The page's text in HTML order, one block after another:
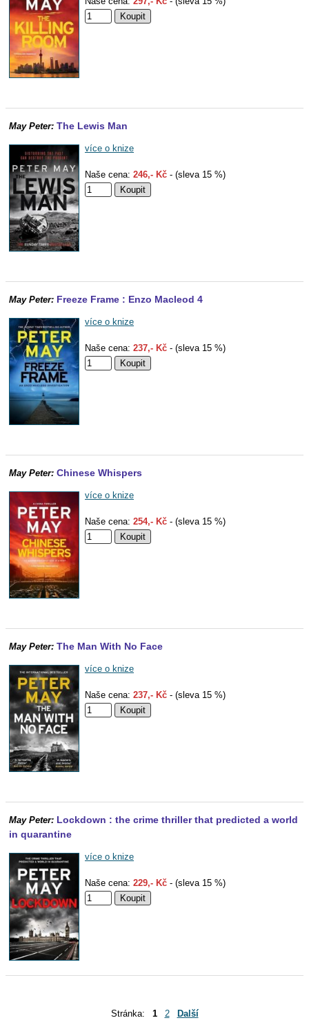
May Peter: The Lewis Man
více o knize
Naše cena: 246,- Kč - (sleva 15 %)
May Peter: Freeze Frame : Enzo Macleod 4
více o knize
Naše cena: 237,- Kč - (sleva 15 %)
May Peter: Chinese Whispers
více o knize
Naše cena: 254,- Kč - (sleva 15 %)
May Peter: The Man With No Face
více o knize
Naše cena: 237,- Kč - (sleva 15 %)
May Peter: Lockdown : the crime thriller that predicted a world
in quarantine
více o knize
Naše cena: 229,- Kč - (sleva 15 %)
Stránka: 1 2 Další